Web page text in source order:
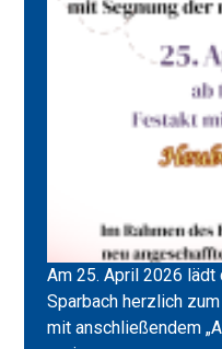
Am 25. April 2026
Sparbach herzlich
mit anschließendem